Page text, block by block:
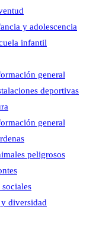
y adolescencia
infantil
general
deportivas
general
peligrosos
sociales
diversidad